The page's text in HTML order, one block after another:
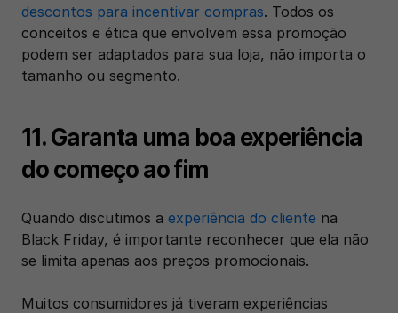
descontos para incentivar compras. Todos os
conceitos e ética que envolvem essa promoção
podem ser adaptados para sua loja, não importa o
tamanho ou segmento.
11. Garanta uma boa experiência
do começo ao fim
Quando discutimos a experiência do cliente na
Black Friday, é importante reconhecer que ela não
se limita apenas aos preços promocionais.
Muitos consumidores já tiveram experiências